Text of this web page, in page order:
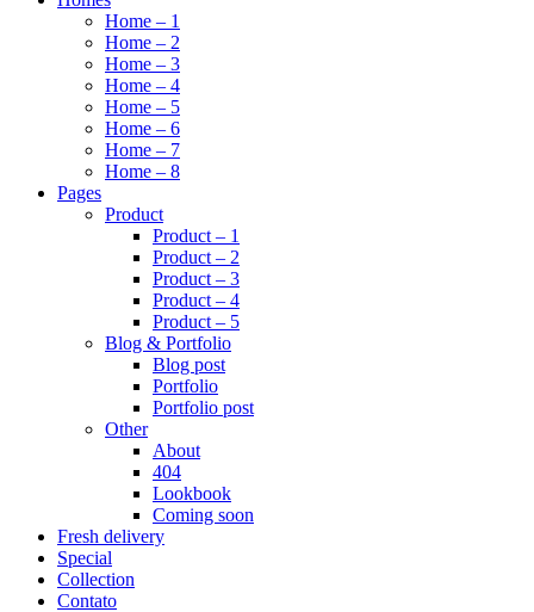
Home – 1
Home – 2
Home – 3
Home – 4
Home – 5
Home – 6
Home – 7
Home – 8
Pages
Product
Product – 1
Product – 2
Product – 3
Product – 4
Product – 5
Blog & Portfolio
Blog post
Portfolio
Portfolio post
Other
About
404
Lookbook
Coming soon
Fresh delivery
Special
Collection
Contato